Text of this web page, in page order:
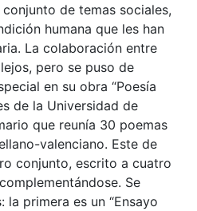
de temas sociales,
humana que les han
La colaboración entre
pero se puso de
en su obra “Poesía
de la Universidad de
que reunía 30 poemas
valenciano. Este de
conjunto, escrito a cuatro
Se
primera es un “Ensayo